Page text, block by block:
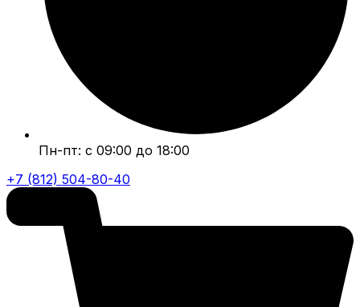
Пн-пт: с 09:00 до 18:00
+7 (812) 504-80-40